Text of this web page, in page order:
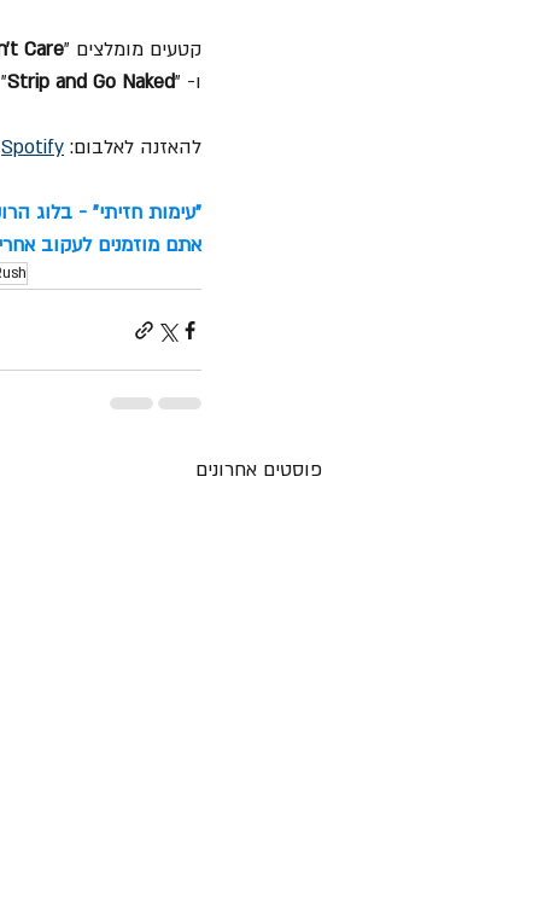
קטעים מומלצים "Care
ו- "Strip and Go Naked
"
להאזנה לאלבום: Spotify
"עימות חזיתי" - בלוג
אתם מוזמנים לעקוב
פוסטים אחרונים